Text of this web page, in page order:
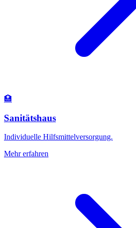
🏥
Sanitätshaus
Individuelle Hilfsmittelversorgung.
Mehr erfahren